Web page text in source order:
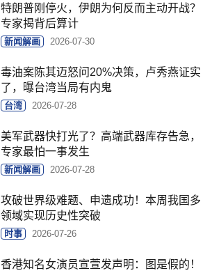
特朗普刚停火，伊朗为何反而主动开战？
专家揭背后算计
新闻解画 2026-07-30
毒油案陈其迈怒问20%决策，卢秀燕证实
了，曝台湾当局有内鬼
台湾 2026-07-28
美军武器快打光了？高端武器库存告急，
专家最怕一事发生
新闻解画 2026-07-28
攻破世界级难题、申遗成功！本周我国多
领域实现历史性突破
时事 2026-07-26
香港知名女演员宣萱发声明：图是假的！